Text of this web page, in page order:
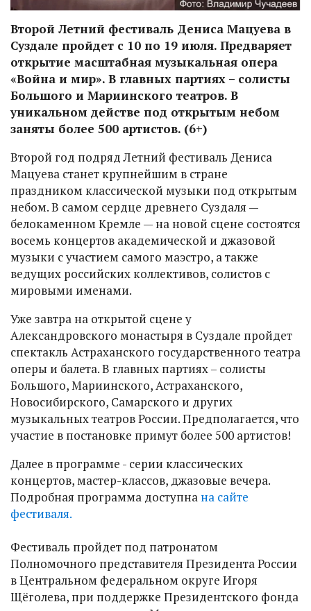
Второй Летний фестиваль Дениса Мацуева в
Суздале пройдет с 10 по 19 июля. Предваряет
открытие масштабная музыкальная опера
«Война и мир». В главных партиях – солисты
Большого и Мариинского театров. В
уникальном действе под открытым небом
заняты более 500 артистов. (6+)
Второй год подряд Летний фестиваль Дениса
Мацуева станет крупнейшим в стране
праздником классической музыки под открытым
небом. В самом сердце древнего Суздаля —
белокаменном Кремле — на новой сцене состоятся
восемь концертов академической и джазовой
музыки с участием самого маэстро, а также
ведущих российских коллективов, солистов с
мировыми именами.
Уже завтра на открытой сцене у
Александровского монастыря в Суздале пройдет
спектакль Астраханского государственного театра
оперы и балета. В главных партиях – солисты
Большого, Мариинского, Астраханского,
Новосибирского, Самарского и других
музыкальных театров России. Предполагается, что
участие в постановке примут более 500 артистов!
Далее в программе - серии классических
концертов, мастер-классов, джазовые вечера.
Подробная программа доступна на сайте
фестиваля.
Фестиваль пройдет под патронатом
Полномочного представителя Президента России
в Центральном федеральном округе Игоря
Щёголева, при поддержке Президентского фонда